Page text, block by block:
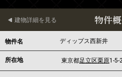
物件
建物詳細を見る
物件名 ディップス西新井
所在地 東京都足立区栗原1-5-